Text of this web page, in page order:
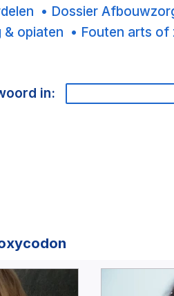
• Dossier
& opiaten • Fouten arts of
in: